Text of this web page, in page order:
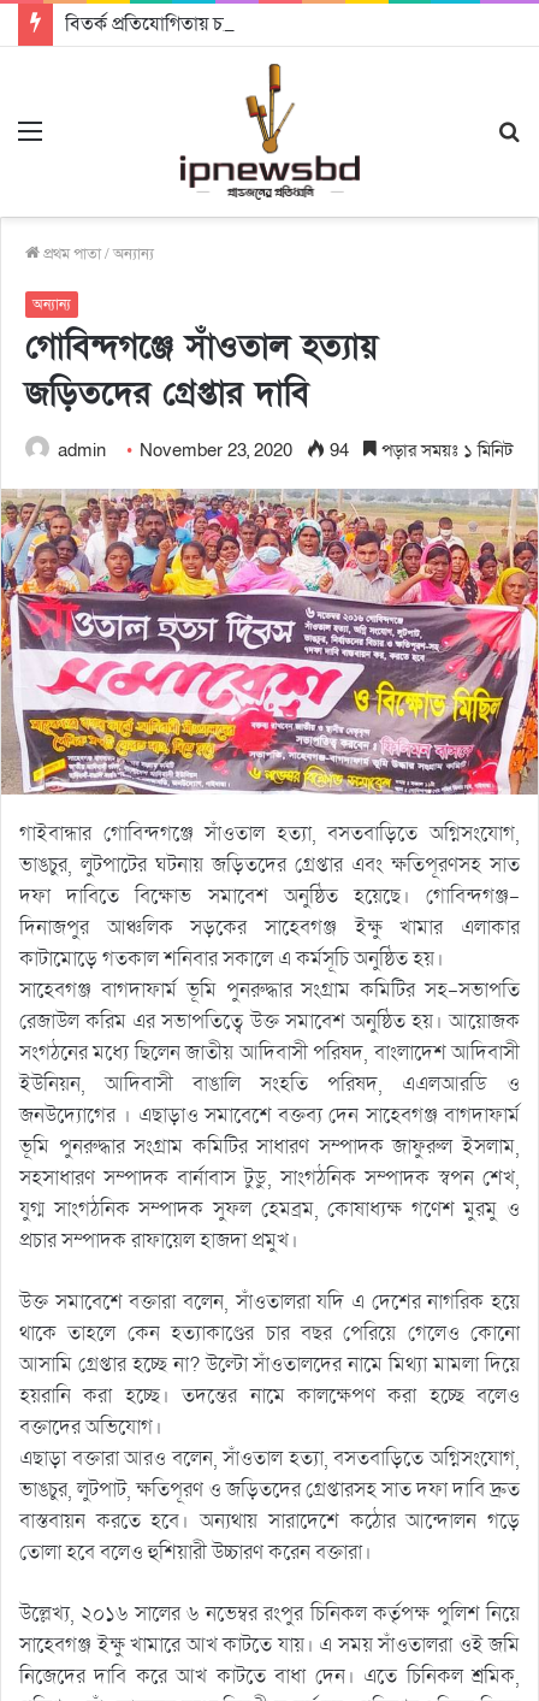
প্রথম পাতা/অন্যান্য
অন্যান্য
গোবিন্দগঞ্জে সাঁওতাল হত্যায়
জড়িতদের গ্রেপ্তার দাবি
admin November 23, 2020 94 পড়ার সময়ঃ ১ মিনিট
গাইবান্ধার গোবিন্দগঞ্জে সাঁওতাল হত্যা, বসতবাড়িতে অগ্নিসংযোগ,
ভাঙচুর, লুটপাটের ঘটনায় জড়িতদের গ্রেপ্তার এবং ক্ষতিপূরণসহ সাত
দফা দাবিতে বিক্ষোভ সমাবেশ অনুষ্ঠিত হয়েছে। গোবিন্দগঞ্জ-
দিনাজপুর আঞ্চলিক সড়কের সাহেবগঞ্জ ইক্ষু খামার এলাকার
কাটামোড়ে গতকাল শনিবার সকালে এ কর্মসূচি অনুষ্ঠিত হয়।
সাহেবগঞ্জ বাগদাফার্ম ভূমি পুনরুদ্ধার সংগ্রাম কমিটির সহ-সভাপতি
রেজাউল করিম এর সভাপতিত্বে উক্ত সমাবেশ অনুষ্ঠিত হয়। আয়োজক
সংগঠনের মধ্যে ছিলেন জাতীয় আদিবাসী পরিষদ, বাংলাদেশ আদিবাসী
ইউনিয়ন, আদিবাসী বাঙালি সংহতি পরিষদ, এএলআরডি ও
জনউদ্যোগের । এছাড়াও সমাবেশে বক্তব্য দেন সাহেবগঞ্জ বাগদাফার্ম
ভূমি পুনরুদ্ধার সংগ্রাম কমিটির সাধারণ সম্পাদক জাফুরুল ইসলাম,
সহসাধারণ সম্পাদক বার্নাবাস টুডু, সাংগঠনিক সম্পাদক স্বপন শেখ,
যুগ্ম সাংগঠনিক সম্পাদক সুফল হেমব্রম, কোষাধ্যক্ষ গণেশ মুরমু ও
প্রচার সম্পাদক রাফায়েল হাজদা প্রমুখ।
উক্ত সমাবেশে বক্তারা বলেন, সাঁওতালরা যদি এ দেশের নাগরিক হয়ে
থাকে তাহলে কেন হত্যাকাণ্ডের চার বছর পেরিয়ে গেলেও কোনো
আসামি গ্রেপ্তার হচ্ছে না? উল্টো সাঁওতালদের নামে মিথ্যা মামলা দিয়ে
হয়রানি করা হচ্ছে। তদন্তের নামে কালক্ষেপণ করা হচ্ছে বলেও
বক্তাদের অভিযোগ।
এছাড়া বক্তারা আরও বলেন, সাঁওতাল হত্যা, বসতবাড়িতে অগ্নিসংযোগ,
ভাঙচুর, লুটপাট, ক্ষতিপূরণ ও জড়িতদের গ্রেপ্তারসহ সাত দফা দাবি দ্রুত
বাস্তবায়ন করতে হবে। অন্যথায় সারাদেশে কঠোর আন্দোলন গড়ে
তোলা হবে বলেও হুশিয়ারী উচ্চারণ করেন বক্তারা।
উল্লেখ্য, ২০১৬ সালের ৬ নভেম্বর রংপুর চিনিকল কর্তৃপক্ষ পুলিশ নিয়ে
সাহেবগঞ্জ ইক্ষু খামারে আখ কাটতে যায়। এ সময় সাঁওতালরা ওই জমি
নিজেদের দাবি করে আখ কাটতে বাধা দেন। এতে চিনিকল শ্রমিক,